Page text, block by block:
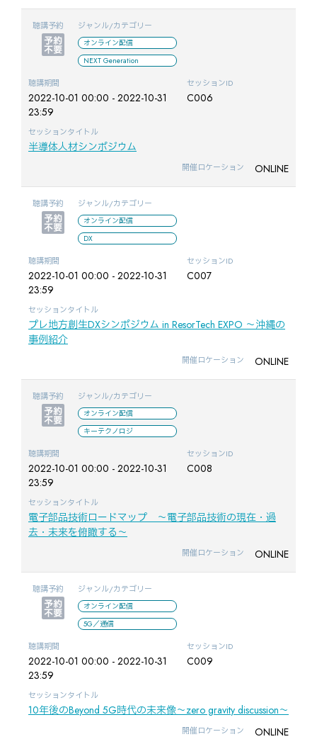
聴講予約 ジャンル/カテゴリー
オンライン配信
NEXT Generation
聴講期間
2022-10-01 00:00 - 2022-10-31
23:59
セッションID
C006
セッションタイトル
半導体人材シンポジウム
開催ロケーション ONLINE
聴講予約 ジャンル/カテゴリー
オンライン配信
DX
聴講期間
2022-10-01 00:00 - 2022-10-31
23:59
セッションID
C007
セッションタイトル
プレ地方創生DXシンポジウム in ResorTech EXPO ～沖縄の
事例紹介
開催ロケーション ONLINE
聴講予約 ジャンル/カテゴリー
オンライン配信
キーテクノロジ
聴講期間
2022-10-01 00:00 - 2022-10-31
23:59
セッションID
C008
セッションタイトル
電子部品技術ロードマップ ～電子部品技術の現在・過
去・未来を俯瞰する～
開催ロケーション ONLINE
聴講予約 ジャンル/カテゴリー
オンライン配信
5G／通信
聴講期間
2022-10-01 00:00 - 2022-10-31
23:59
セッションID
C009
セッションタイトル
10年後のBeyond 5G時代の未来像～zero gravity discussion～
開催ロケーション ONLINE